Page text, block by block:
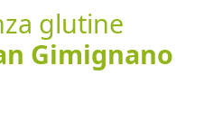
glutine
Gimignano